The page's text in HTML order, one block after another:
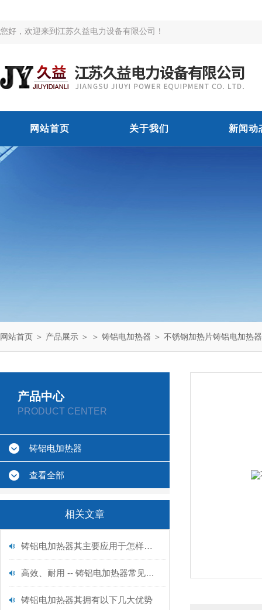
您好，欢迎来到江苏久益电力设备有限公司！
网站首页 关于我们 新闻动
网站首页 ＞ 产品展示 ＞ ＞ 铸铝电加热器 ＞ 不锈钢加热片铸铝电加热器
产品中心
PRODUCT CENTER
铸铝电加热器
查看全部
相关文章
铸铝电加热器其主要应用于怎样的领域呢？
高效、耐用 -- 铸铝电加热器常见问题及解决方法
铸铝电加热器其拥有以下几大优势